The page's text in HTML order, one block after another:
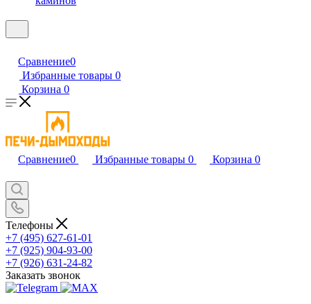
Сравнение0
Избранные товары 0
Корзина 0
Сравнение0 Избранные товары 0 Корзина 0
Телефоны
+7 (495) 627-61-01
+7 (925) 904-93-00
+7 (926) 631-24-82
Заказать звонок